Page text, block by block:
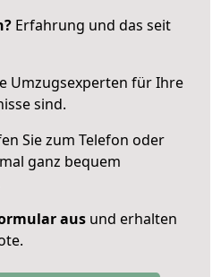
Erfahrung und das seit
Umzugsexperten für Ihre
sind.
Sie zum Telefon oder
ganz bequem
aus und erhalten